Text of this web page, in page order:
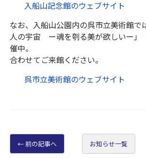
入船山記念館のウェブサイト
なお、入船山公園内の呉市立美術館で
人の宇宙 ー魂を刳る美が欲しいー」
催中。
合わせてご来館ください。
呉市立美術館のウェブサイト
前の記事へ お知らせ一覧